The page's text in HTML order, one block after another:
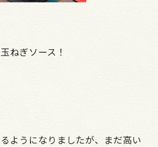
ねぎソース！
ようになりましたが、まだ高い